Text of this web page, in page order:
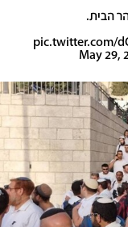
pic.twitter.com/
May 29,